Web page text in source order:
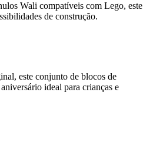
Wali compatíveis com Lego, este
de construção.
este conjunto de blocos de
ideal para crianças e